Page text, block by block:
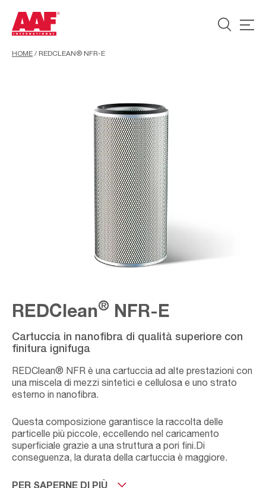
HOME / REDCLEAN® NFR-E
REDClean® NFR-E
Cartuccia in nanofibra di qualità superiore con
finitura ignifuga
REDClean® NFR è una cartuccia ad alte prestazioni con
una miscela di mezzi sintetici e cellulosa e uno strato
esterno in nanofibra.
Questa composizione garantisce la raccolta delle
particelle più piccole, eccellendo nel caricamento
superficiale grazie a una struttura a pori fini.Di
conseguenza, la durata della cartuccia è maggiore.
La finitura ignifuga rallenta la combustione e la
PER SAPERNE DI PIÙ